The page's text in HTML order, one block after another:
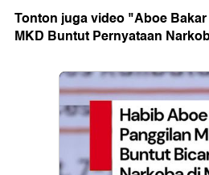
Tonton juga video "Aboe
MKD Buntut Pernyataan